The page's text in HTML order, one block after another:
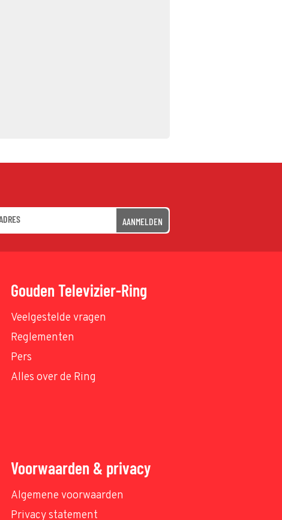
AANMELDEN
Gouden Televizier-Ring
Veelgestelde vragen
Reglementen
Pers
Alles over de Ring
Voorwaarden & privacy
Algemene voorwaarden
Privacy statement